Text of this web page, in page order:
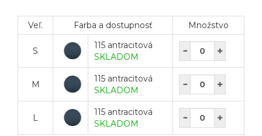
Veľ. Farba a dostupnosť Množstvo
S
115 antracitová
SKLADOM
M
115 antracitová
SKLADOM
L
115 antracitová
SKLADOM